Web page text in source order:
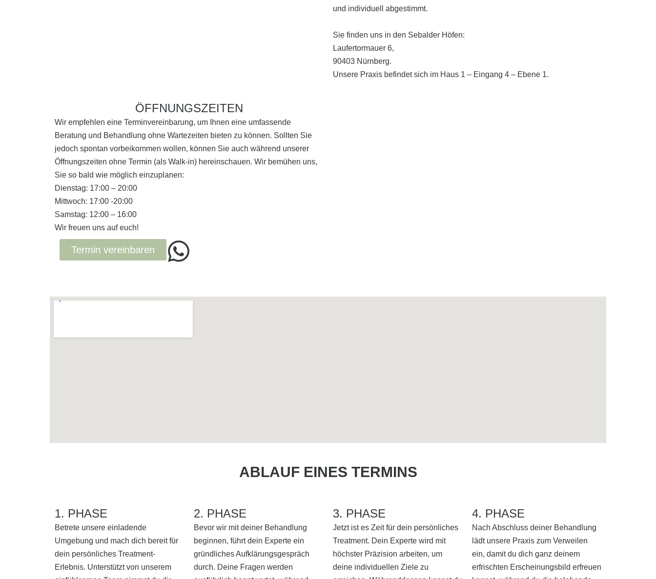
und individuell abgestimmt.
Sie finden uns in den Sebalder Höfen:
Laufertormauer 6,
90403 Nürnberg.
Unsere Praxis befindet sich im Haus 1 – Eingang 4 – Ebene 1.
ÖFFNUNGSZEITEN
Wir empfehlen eine Terminvereinbarung, um Ihnen eine umfassende
Beratung und Behandlung ohne Wartezeiten bieten zu können. Sollten Sie
jedoch spontan vorbeikommen wollen, können Sie auch während unserer
Öffnungszeiten ohne Termin (als Walk-in) hereinschauen. Wir bemühen uns,
Sie so bald wie möglich einzuplanen:
Dienstag: 17:00 – 20:00
Mittwoch: 17:00 -20:00
Samstag: 12:00 – 16:00
Wir freuen uns auf euch!
Termin vereinbaren
ABLAUF EINES TERMINS
1. PHASE
Betrete unsere einladende
Umgebung und mach dich bereit für
dein persönliches Treatment-
Erlebnis. Unterstützt von unserem
2. PHASE
Bevor wir mit deiner Behandlung
beginnen, führt dein Experte ein
gründliches Aufklärungsgespräch
durch. Deine Fragen werden
3. PHASE
Jetzt ist es Zeit für dein persönliches
Treatment. Dein Experte wird mit
höchster Präzision arbeiten, um
deine individuellen Ziele zu
4. PHASE
Nach Abschluss deiner Behandlung
lädt unsere Praxis zum Verweilen
ein, damit du dich ganz deinem
erfrischten Erscheinungsbild erfreuen